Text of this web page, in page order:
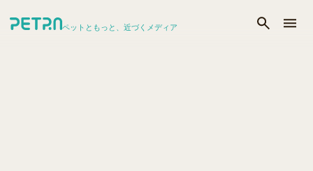
ペットともっと、近づくメディア